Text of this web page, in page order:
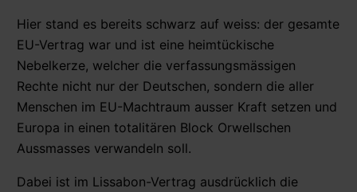
Hier stand es bereits schwarz auf weiss: der gesamte
EU-Vertrag war und ist eine heimtückische
Nebelkerze, welcher die verfassungsmässigen
Rechte nicht nur der Deutschen, sondern die aller
Menschen im EU-Machtraum ausser Kraft setzen und
Europa in einen totalitären Block Orwellschen
Aussmasses verwandeln soll.
Dabei ist im Lissabon-Vertrag ausdrücklich die